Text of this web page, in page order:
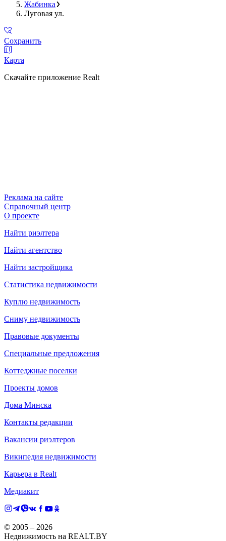
Жабинка
Луговая ул.
Сохранить
Карта
Скачайте приложение Realt
Реклама на сайте
Справочный центр
О проекте
Найти риэлтера
Найти агентство
Найти застройщика
Статистика недвижимости
Куплю недвижимость
Сниму недвижимость
Правовые документы
Специальные предложения
Коттеджные поселки
Проекты домов
Дома Минска
Контакты редакции
Вакансии риэлтеров
Википедия недвижимости
Карьера в Realt
Медиакит
© 2005 – 2026
Недвижимость на REALT.BY